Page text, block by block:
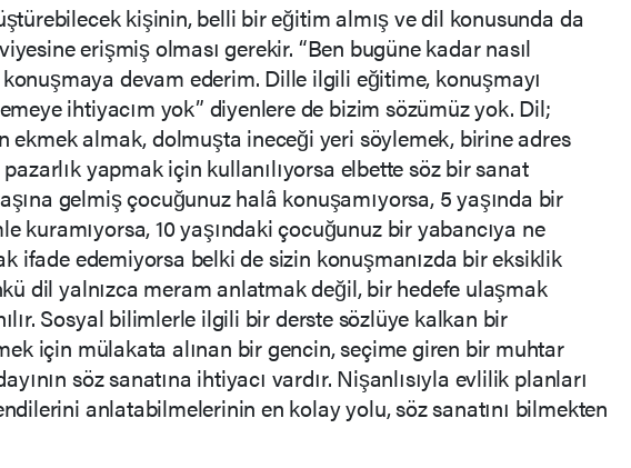
kişinin, belli bir eğitim almış ve dil konusunda da
erişmiş olması gerekir. “Ben bugüne kadar nasıl
devam ederim. Dille ilgili eğitime, konuşmayı
ihtiyacım yok” diyenlere de bizim sözümüz yok. Dil;
ekmek almak, dolmuşta ineceği yeri söylemek, birine adres
yapmak için kullanılıyorsa elbette söz bir sanat
gelmiş çocuğunuz halâ konuşamıyorsa, 5 yaşında bir
kuramıyorsa, 10 yaşındaki çocuğunuz bir yabancıya ne
ifade edemiyorsa belki de sizin konuşmanızda bir eksiklik
dil yalnızca meram anlatmak değil, bir hedefe ulaşmak
Sosyal bilimlerle ilgili bir derste sözlüye kalkan bir
için mülakata alınan bir gencin, seçime giren bir muhtar
söz sanatına ihtiyacı vardır. Nişanlısıyla evlilik planları
anlatabilmelerinin en kolay yolu, söz sanatını bilmekten